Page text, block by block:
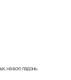
на всю ладонь.